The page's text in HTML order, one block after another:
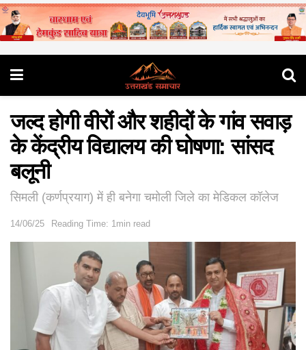
जल्द होगी वीरों और शहीदों के गांव सवाड़
के केंद्रीय विद्यालय की घोषणा: सांसद
बलूनी
सिमली (कर्णप्रयाग) में ही बनेगा चमोली जिले का मेडिकल कॉलेज
14/06/25 Reading Time: 1min read